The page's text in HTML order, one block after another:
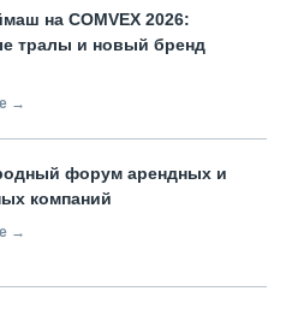
на COMVEX 2026:
тралы и новый бренд
→
форум арендных и
компаний
→